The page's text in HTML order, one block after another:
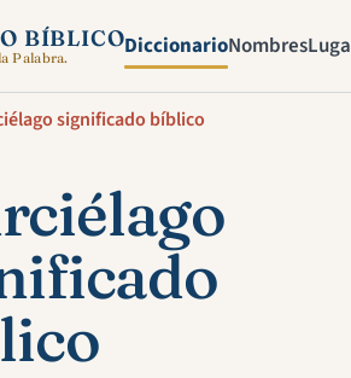
BÍBLICO
Palabra. DiccionarioNombres
significado bíblico